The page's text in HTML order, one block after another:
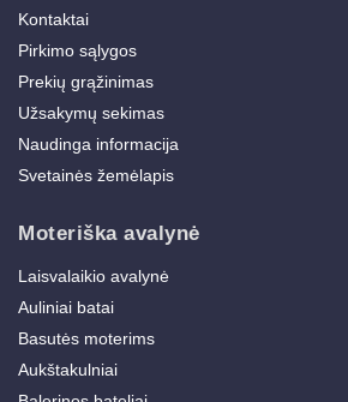
Kontaktai
Pirkimo sąlygos
Prekių grąžinimas
Užsakymų sekimas
Naudinga informacija
Svetainės žemėlapis
Moteriška avalynė
Laisvalaikio avalynė
Auliniai batai
Basutės moterims
Aukštakulniai